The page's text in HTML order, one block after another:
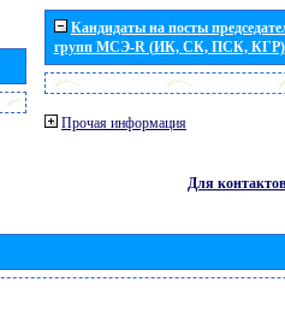
Кандидаты на посты
групп МСЭ-R (ИК, СК, ПСК, КГР)
Прочая информация
Для контактов